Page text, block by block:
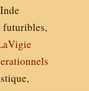
futuribles,